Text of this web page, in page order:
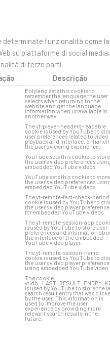
determinate funzionalità come la
su piattaforme di social media,
di terze parti.
Descrição
Polylang sets this cookie to
remember the language the user
selects when returning to the
website and get the language
information when unavailable in
another way.
The yt-player-headers-readable
cookie is used by YouTube to
user preferences related to video
playback and interface,
the user's viewing experience.
YouTube sets this cookie to store
the user's video preferences
embedded YouTube videos.
YouTube sets this cookie to store
the user's video preferences
embedded YouTube videos.
The yt-remote-fast-check-period
cookie is used by YouTube to
the user's video player
for embedded YouTube videos.
The yt-remote-session-app
is used by YouTube to store user
preferences and information
the interface of the embedded
YouTube video player.
The yt-remote-session-name
cookie is used by YouTube to
the user's video player
using embedded YouTube video.
The cookie
is used by YouTube to store the
search result entry that was
by the user. This information is
used to improve the user
experience by providing more
relevant search results in the
future.